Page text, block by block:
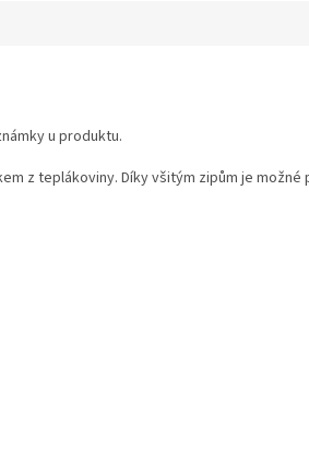
Au produktu.
z teplákoviny. Díky všitým zipům je možné